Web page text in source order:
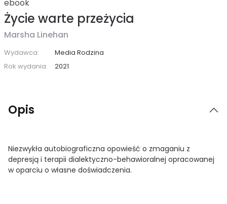
ebook
Życie warte przeżycia
Marsha Linehan
Wydawca:
Media Rodzina
Rok wydania:
2021
Opis
Niezwykła autobiograficzna opowieść o zmaganiu z
depresją i terapii dialektyczno-behawioralnej opracowanej
w oparciu o własne doświadczenia.